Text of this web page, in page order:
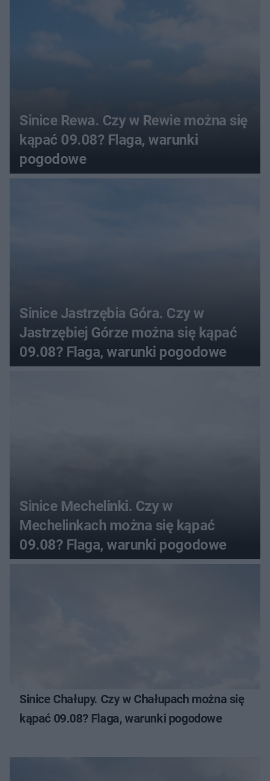
Sinice Rewa. Czy w Rewie można się
kąpać 09.08? Flaga, warunki
pogodowe
Sinice Jastrzębia Góra. Czy w
Jastrzębiej Górze można się kąpać
09.08? Flaga, warunki pogodowe
Sinice Mechelinki. Czy w
Mechelinkach można się kąpać
09.08? Flaga, warunki pogodowe
Sinice Chałupy. Czy w Chałupach można się
kąpać 09.08? Flaga, warunki pogodowe